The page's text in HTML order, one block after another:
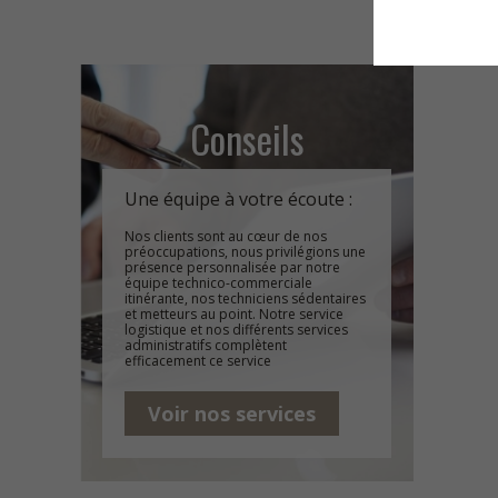
Conseils
Une équipe à votre écoute :
Nos clients sont au cœur de nos
préoccupations, nous privilégions une
présence personnalisée par notre
équipe technico-commerciale
itinérante, nos techniciens sédentaires
et metteurs au point. Notre service
logistique et nos différents services
administratifs complètent
efficacement ce service
Voir nos services